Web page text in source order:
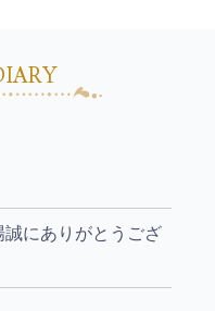
誠にありがとうござ